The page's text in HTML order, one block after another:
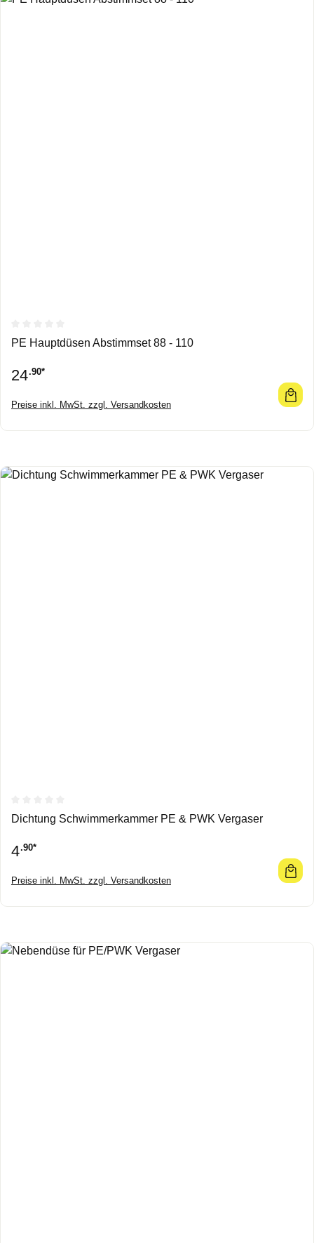
Durchschnittliche Bewertung von 0 von 5 Sternen
PE Hauptdüsen Abstimmset 88 - 110
24.90*
Preise inkl. MwSt. zzgl. Versandkosten
Durchschnittliche Bewertung von 0 von 5 Sternen
Dichtung Schwimmerkammer PE & PWK Vergaser
4.90*
Preise inkl. MwSt. zzgl. Versandkosten